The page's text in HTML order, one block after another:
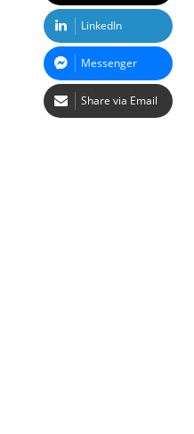
LinkedIn
Messenger
Share via Email